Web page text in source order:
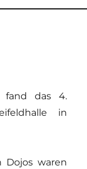
fand das 4.
in
Dojos waren